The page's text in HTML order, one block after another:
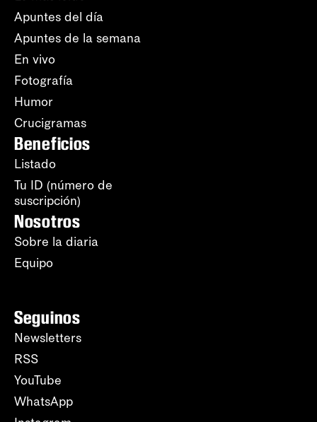
Apuntes del día
Apuntes de la semana
En vivo
Fotografía
Humor
Crucigramas
Beneficios
Listado
Tu ID (número de
suscripción)
Nosotros
Sobre la diaria
Equipo
Seguinos
Newsletters
RSS
YouTube
WhatsApp